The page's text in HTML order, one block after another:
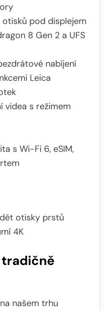
pod displejem
8 Gen 2 a UFS
nabíjení
Leica
videa s režimem
s Wi-Fi 6, eSIM,
otisky prstů
4K
našem trhu